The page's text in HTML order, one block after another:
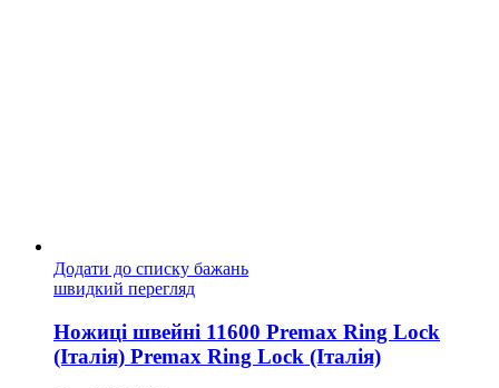
Додати до списку бажань
швидкий перегляд
Ножиці швейні 11600 Premax Ring Lock
(Італія) Premax Ring Lock (Італія)